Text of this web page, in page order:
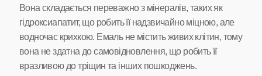
Вона складається переважно з мінералів, таких як
гідроксиапатит, що робить її надзвичайно міцною, але
водночас крихкою. Емаль не містить живих клітин, тому
вона не здатна до самовідновлення, що робить її
вразливою до тріщин та інших пошкоджень.